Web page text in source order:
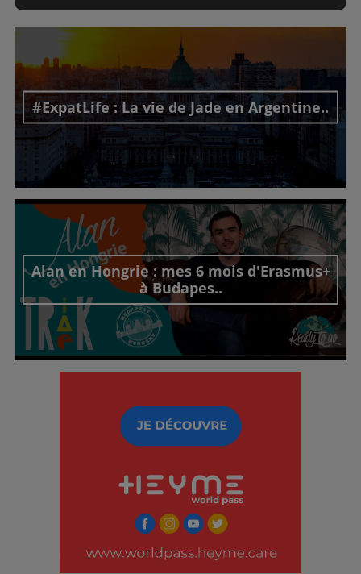
#ExpatLife : La vie de Jade en Argentine..
Découvrir cet interview
Alan en Hongrie : mes 6 mois d'Erasmus+
à Budapes..